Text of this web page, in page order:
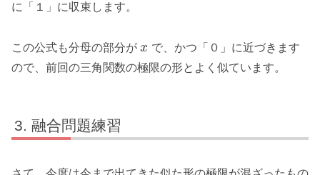
に「１」に収束します。
この公式も分母の部分が x で、かつ「０」に近づきます
ので、前回の三角関数の極限の形とよく似ています。
融合問題練習